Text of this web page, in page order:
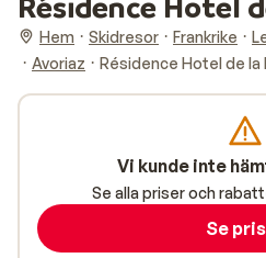
Hem Skidresor Frankrike
Avoriaz
Résidence Hotel de la
Vi kunde inte
Se alla priser och
Se